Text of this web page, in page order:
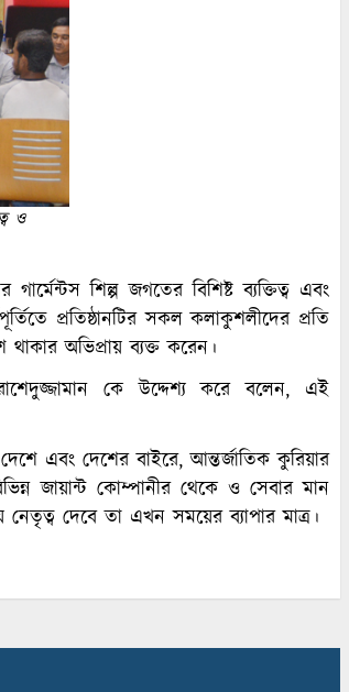
ও
শিল্প জগতের বিশিষ্ট ব্যক্তিত্ব এবং
প্রতিষ্ঠানটির সকল কলাকুশলীদের প্রতি
অভিপ্রায় ব্যক্ত করেন।
কে উদ্দেশ্য করে বলেন, এই
এবং দেশের বাইরে, আন্তর্জাতিক কুরিয়ার
জায়ান্ট কোম্পানীর থেকে ও সেবার মান
দেবে তা এখন সময়ের ব্যাপার মাত্র।